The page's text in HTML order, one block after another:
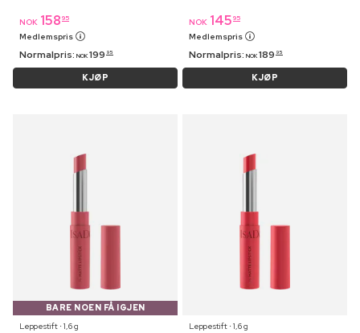
NOK 158 95
Medlemspris
Normalpris: NOK 199 95
KJØP
NOK 145 95
Medlemspris
Normalpris: NOK 189 95
KJØP
BARE NOEN FÅ IGJEN
Leppestift ⋅ 1,6 g
Leppestift ⋅ 1,6 g